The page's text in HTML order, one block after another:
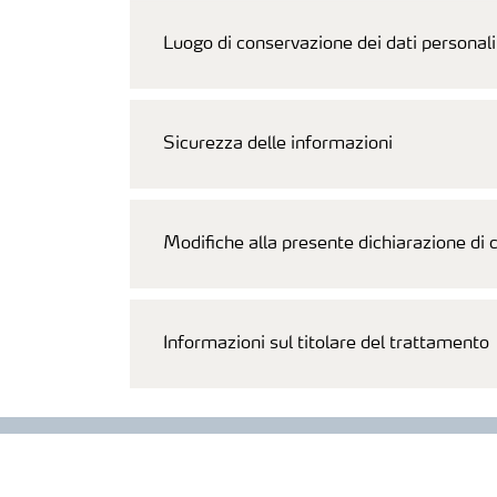
Luogo di conservazione dei dati personali
Sicurezza delle informazioni
Modifiche alla presente dichiarazione di
Informazioni sul titolare del trattamento